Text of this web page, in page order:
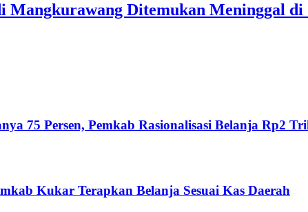
Mangkurawang Ditemukan Meninggal di
75 Persen, Pemkab Rasionalisasi Belanja Rp2
Kukar Terapkan Belanja Sesuai Kas Daerah